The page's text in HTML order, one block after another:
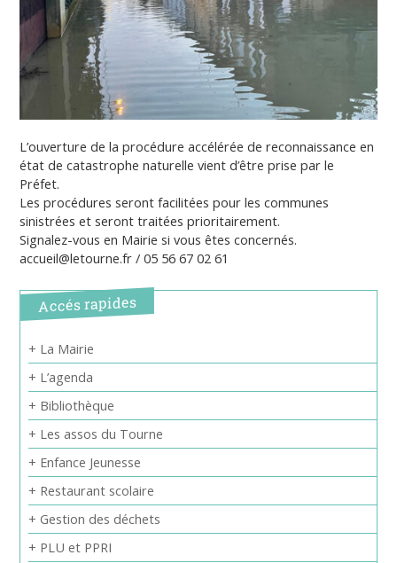
L’ouverture de la procédure accélérée de reconnaissance en
état de catastrophe naturelle vient d’être prise par le
Préfet.
Les procédures seront facilitées pour les communes
sinistrées et seront traitées prioritairement.
Signalez-vous en Mairie si vous êtes concernés.
accueil@letourne.fr / 05 56 67 02 61
Accés rapides
+ La Mairie
+ L’agenda
+ Bibliothèque
+ Les assos du Tourne
+ Enfance Jeunesse
+ Restaurant scolaire
+ Gestion des déchets
+ PLU et PPRI